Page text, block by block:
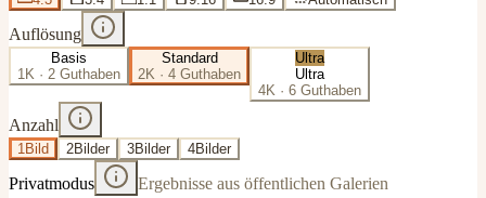
Auflösung
Basis
1K · 2 Guthaben
Standard
2K · 4 Guthaben
Ultra
Ultra
4K · 6 Guthaben
Anzahl
1 Bild 2Bilder 3Bilder 4Bilder
Privatmodus
Ergebnisse aus öffentlichen Galerien